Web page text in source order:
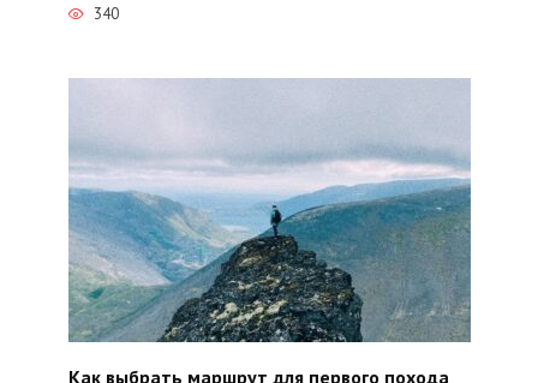
340
Как выбрать маршрут для первого похода